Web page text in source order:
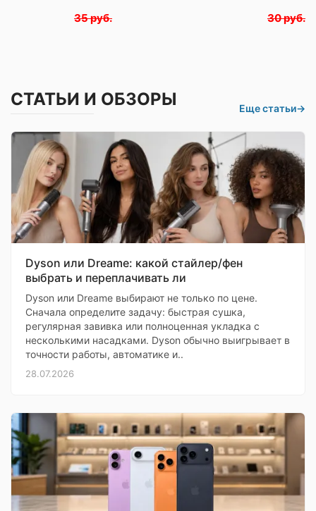
35 руб. 30 руб.
СТАТЬИ И ОБЗОРЫ Еще статьи→
Dyson или Dreame: какой стайлер/фен
выбрать и переплачивать ли
Dyson или Dreame выбирают не только по цене.
Сначала определите задачу: быстрая сушка,
регулярная завивка или полноценная укладка с
несколькими насадками. Dyson обычно выигрывает в
точности работы, автоматике и..
28.07.2026